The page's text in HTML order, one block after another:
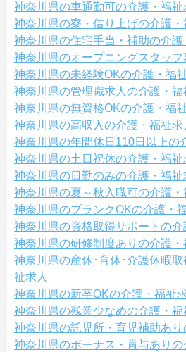
神奈川県の車通勤可の介護・福祉
神奈川県の寮・借り上げの介護・
神奈川県の住宅手当・補助の介護
神奈川県のオープニングスタッフ
神奈川県の未経験OKの介護・福
神奈川県の管理職求人の介護・福
神奈川県の無資格OKの介護・福
神奈川県の高収入の介護・福祉求
神奈川県の年間休日110日以上の
神奈川県の土日祝休の介護・福祉
神奈川県の日勤のみの介護・福祉
神奈川県の夏～秋入職可の介護・
神奈川県のブランクOKの介護・
神奈川県の資格取得サポートの介
神奈川県の研修制度ありの介護・
神奈川県の産休･育休･介護休暇
祉求人
神奈川県の新卒OKの介護・福祉
神奈川県の残業少なめの介護・福
神奈川県の託児所・育児補助あり
神奈川県のボーナス・賞与ありの